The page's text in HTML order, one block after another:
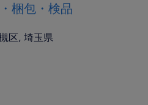
梱包・検品
区, 埼玉県